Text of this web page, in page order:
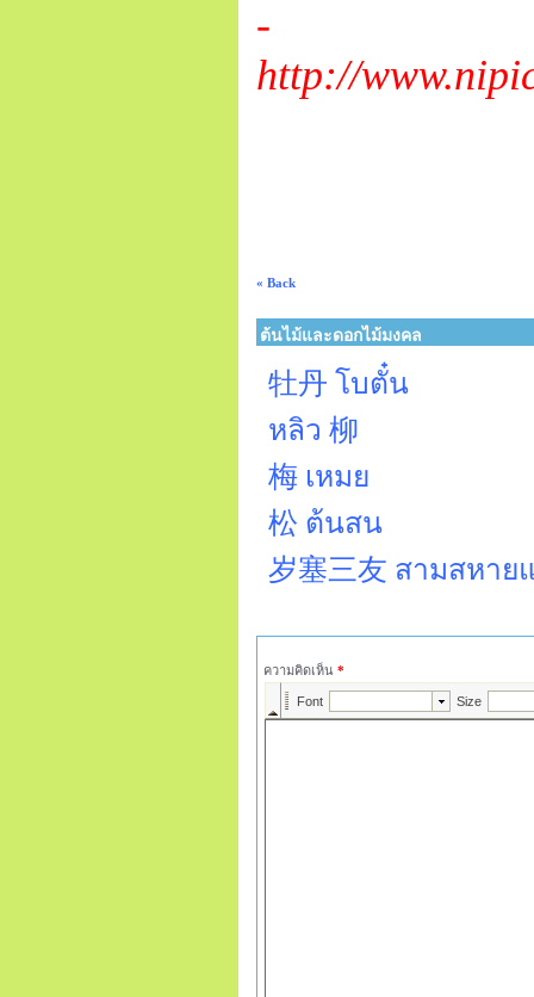
-
http://
« Back
ต้นไม้และดอกไม้มงคล
牡丹 โบตั๋น
หลิว 柳
梅 เหมย
松 ต้นสน
岁塞三友 สามสหาย
ความคิดเห็น *